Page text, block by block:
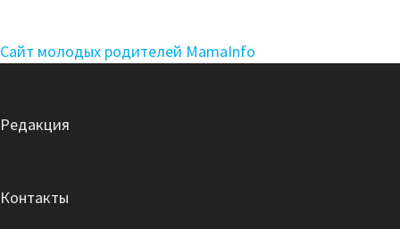
Сайт молодых родителей MamaInfo
Редакция
Контакты